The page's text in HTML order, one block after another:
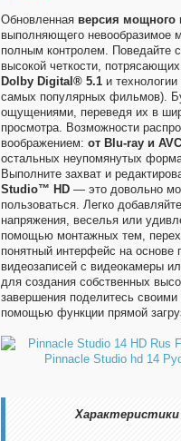
Обновленная версия мощного
выполняющего невообразимое
полным контролем. Поведайте
высокой четкости,
Dolby Digital® 5.1 и
самых популярных фильмов).
ощущениями, переведя их в
просмотра. Возможности
воображением: от Blu-ray и
остальных неупомянутых
Выполните захват и
Studio™ HD — это довольно
пользоваться. Легко
напряжения, веселья или
помощью монтажных тем,
понятный интерфейс на основе
видеозаписей с видеокамеры
для создания собственных
завершения поделитесь
помощью функции прямой